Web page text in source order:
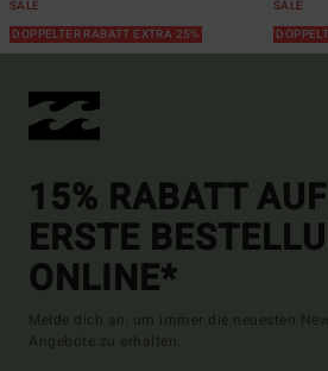
SALE
DOPPELTER RABATT EXTRA 25%
SALE
15% RABATT
ERSTE
ONLINE*
Melde dich an, um immer die neuesten
Angebote zu erhalten.